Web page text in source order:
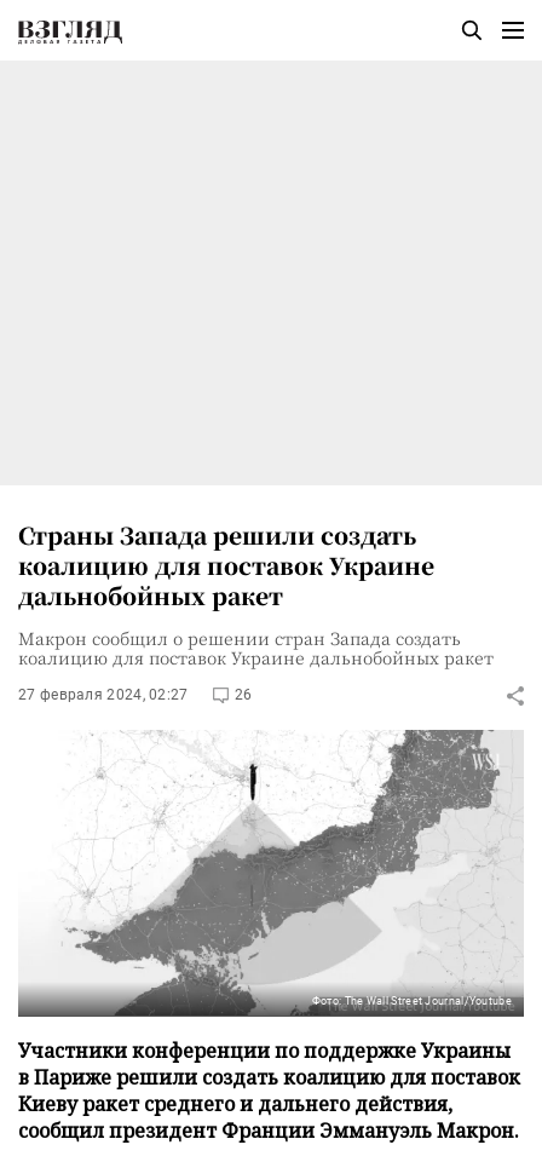
Страны Запада решили создать
коалицию для поставок Украине
дальнобойных ракет
Макрон сообщил о решении стран Запада создать
коалицию для поставок Украине дальнобойных ракет
27 февраля 2024, 02:27 26
Фото: The Wall Street Journal/Youtube
Участники конференции по поддержке Украины
в Париже решили создать коалицию для поставок
Киеву ракет среднего и дальнего действия,
сообщил президент Франции Эммануэль Макрон.